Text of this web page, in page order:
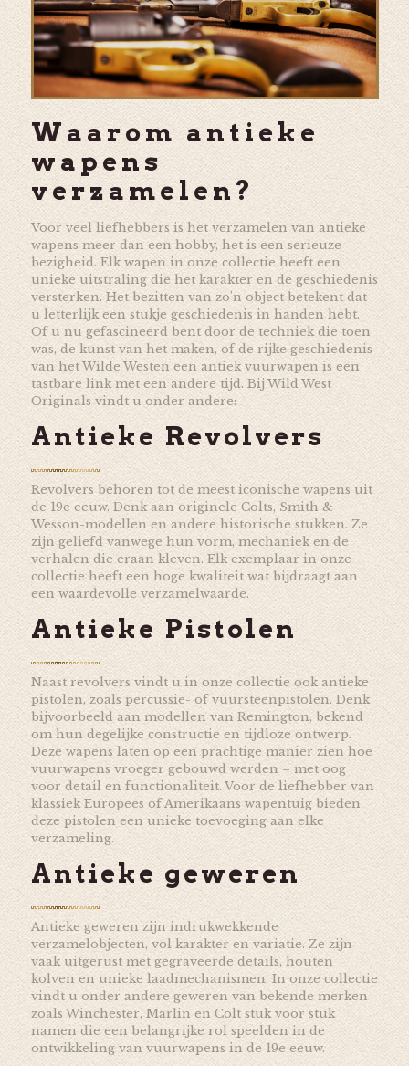
Waarom antieke
wapens
verzamelen?
Voor veel liefhebbers is het verzamelen van antieke
wapens meer dan een hobby, het is een serieuze
bezigheid. Elk wapen in onze collectie heeft een
unieke uitstraling die het karakter en de geschiedenis
versterken. Het bezitten van zo'n object betekent dat
u letterlijk een stukje geschiedenis in handen hebt.
Of u nu gefascineerd bent door de techniek die toen
was, de kunst van het maken, of de rijke geschiedenis
van het Wilde Westen een antiek vuurwapen is een
tastbare link met een andere tijd. Bij Wild West
Originals vindt u onder andere:
Antieke Revolvers
Revolvers behoren tot de meest iconische wapens uit
de 19e eeuw. Denk aan originele Colts, Smith &
Wesson-modellen en andere historische stukken. Ze
zijn geliefd vanwege hun vorm, mechaniek en de
verhalen die eraan kleven. Elk exemplaar in onze
collectie heeft een hoge kwaliteit wat bijdraagt aan
een waardevolle verzamelwaarde.
Antieke Pistolen
Naast revolvers vindt u in onze collectie ook antieke
pistolen, zoals percussie- of vuursteenpistolen. Denk
bijvoorbeeld aan modellen van Remington, bekend
om hun degelijke constructie en tijdloze ontwerp.
Deze wapens laten op een prachtige manier zien hoe
vuurwapens vroeger gebouwd werden – met oog
voor detail en functionaliteit. Voor de liefhebber van
klassiek Europees of Amerikaans wapentuig bieden
deze pistolen een unieke toevoeging aan elke
verzameling.
Antieke geweren
Antieke geweren zijn indrukwekkende
verzamelobjecten, vol karakter en variatie. Ze zijn
vaak uitgerust met gegraveerde details, houten
kolven en unieke laadmechanismen. In onze collectie
vindt u onder andere geweren van bekende merken
zoals Winchester, Marlin en Colt stuk voor stuk
namen die een belangrijke rol speelden in de
ontwikkeling van vuurwapens in de 19e eeuw.